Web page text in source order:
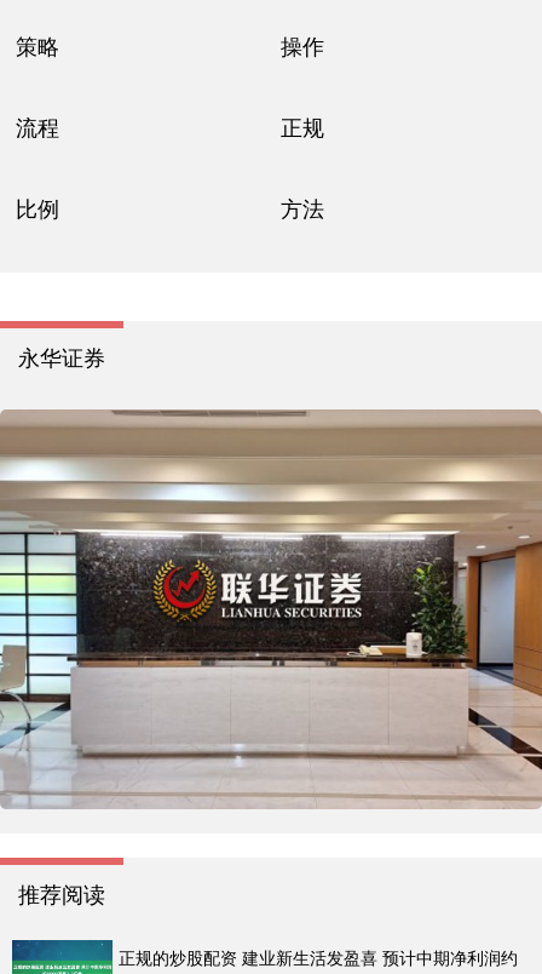
策略 操作
流程 正规
比例 方法
永华证券
推荐阅读
正规的炒股配资 建业新生活发盈喜 预计中期净利润约